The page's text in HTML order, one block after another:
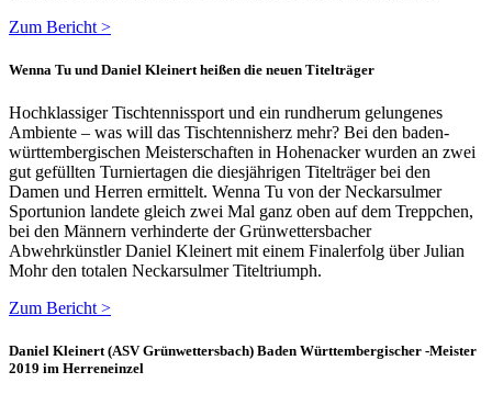
Zum Bericht >
Wenna Tu und Daniel Kleinert heißen die neuen Titelträger
Hochklassiger Tischtennissport und ein rundherum gelungenes
Ambiente – was will das Tischtennisherz mehr? Bei den baden-
württembergischen Meisterschaften in Hohenacker wurden an zwei
gut gefüllten Turniertagen die diesjährigen Titelträger bei den
Damen und Herren ermittelt. Wenna Tu von der Neckarsulmer
Sportunion landete gleich zwei Mal ganz oben auf dem Treppchen,
bei den Männern verhinderte der Grünwettersbacher
Abwehrkünstler Daniel Kleinert mit einem Finalerfolg über Julian
Mohr den totalen Neckarsulmer Titeltriumph.
Zum Bericht >
Daniel Kleinert (ASV Grünwettersbach) Baden Württembergischer -Meister
2019 im Herreneinzel